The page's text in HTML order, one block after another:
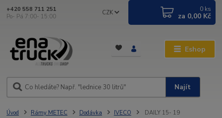
Eshop
CZK
Najít
+420 558 711 251
Po- Pá 7:00- 15:00
0 ks
za 0,00 Kč
Úvod Rámy METEC Dodávka IVECO DAILY 15- 19